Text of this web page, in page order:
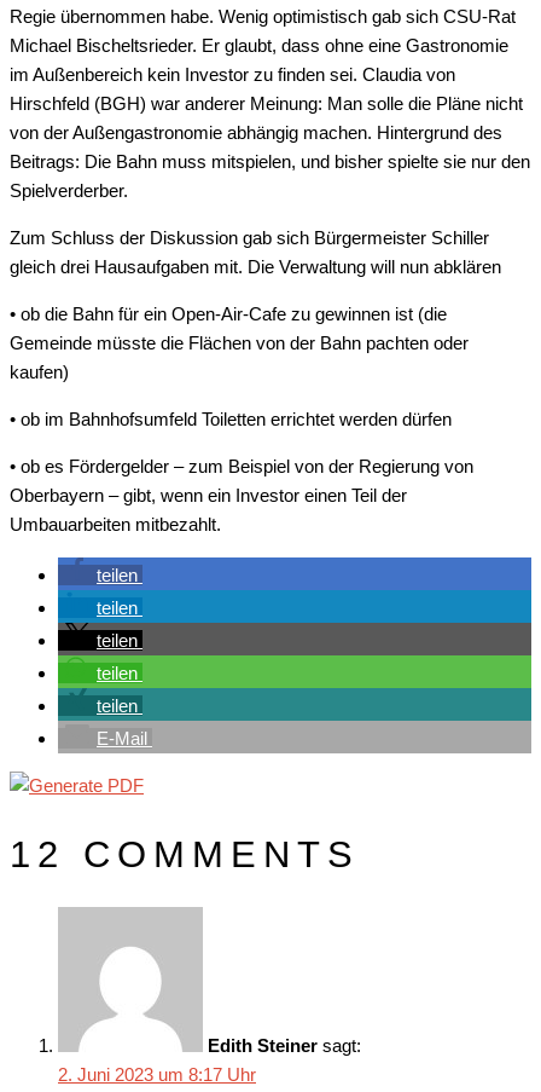
Regie übernommen habe. Wenig optimistisch gab sich CSU-Rat
Michael Bischeltsrieder. Er glaubt, dass ohne eine Gastronomie
im Außenbereich kein Investor zu finden sei. Claudia von
Hirschfeld (BGH) war anderer Meinung: Man solle die Pläne nicht
von der Außengastronomie abhängig machen. Hintergrund des
Beitrags: Die Bahn muss mitspielen, und bisher spielte sie nur den
Spielverderber.
Zum Schluss der Diskussion gab sich Bürgermeister Schiller
gleich drei Hausaufgaben mit. Die Verwaltung will nun abklären
• ob die Bahn für ein Open-Air-Cafe zu gewinnen ist (die
Gemeinde müsste die Flächen von der Bahn pachten oder
kaufen)
• ob im Bahnhofsumfeld Toiletten errichtet werden dürfen
• ob es Fördergelder – zum Beispiel von der Regierung von
Oberbayern – gibt, wenn ein Investor einen Teil der
Umbauarbeiten mitbezahlt.
teilen
teilen
teilen
teilen
teilen
E-Mail
12 COMMENTS
Edith Steiner sagt:
2. Juni 2023 um 8:17 Uhr